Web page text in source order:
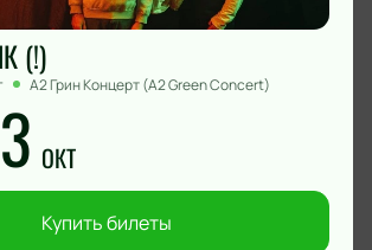
(!)
А2 Грин Концерт (A2 Green Concert)
3 ОКТ
Купить билеты